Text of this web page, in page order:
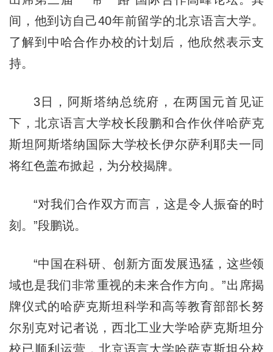
间，他到访自己40年前留学的北京语言大学。
了解到中哈合作办校的计划后，他欣然表示支
持。
3日，阿斯塔纳总统府，在两国元首见证
下，北京语言大学校长段鹏和合作伙伴哈萨克
斯坦阿斯塔纳国际大学校长伊尔萨利耶夫一同
将红色盖布掀起，为分校揭牌。
“对我们合作双方而言，这是令人振奋的时
刻。”段鹏说。
“中国在科研、创新方面发展迅猛，这些领
域也是我们非常重视的未来合作方向。”出席揭
牌仪式的哈萨克斯坦科学和高等教育部部长努
尔别克对记者说，西北工业大学哈萨克斯坦分
校已顺利运营，北京语言大学哈萨克斯坦分校